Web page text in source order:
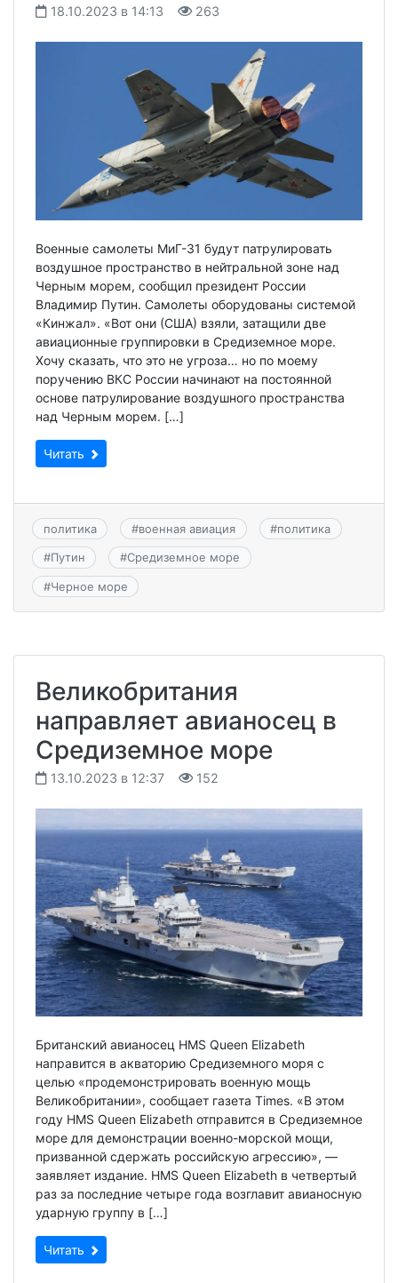
18.10.2023 в 14:13 263
Военные самолеты МиГ-31 будут патрулировать
воздушное пространство в нейтральной зоне над
Черным морем, сообщил президент России
Владимир Путин. Самолеты оборудованы системой
«Кинжал». «Вот они (США) взяли, затащили две
авиационные группировки в Средиземное море.
Хочу сказать, что это не угроза… но по моему
поручению ВКС России начинают на постоянной
основе патрулирование воздушного пространства
над Черным морем. […]
Читать
политика #военная авиация #политика
#Путин #Средиземное море
#Черное море
Великобритания
направляет авианосец в
Средиземное море
13.10.2023 в 12:37 152
Британский авианосец HMS Queen Elizabeth
направится в акваторию Средиземного моря с
целью «продемонстрировать военную мощь
Великобритании», сообщает газета Times. «В этом
году HMS Queen Elizabeth отправится в Средиземное
море для демонстрации военно-морской мощи,
призванной сдержать российскую агрессию», —
заявляет издание. HMS Queen Elizabeth в четвертый
раз за последние четыре года возглавит авианосную
ударную группу в […]
Читать